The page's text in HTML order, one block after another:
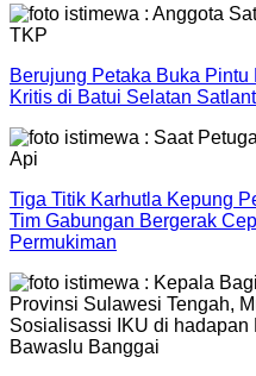
Berujung Petaka Buka
Kritis di Batui Selatan
Tiga Titik Karhutla Kepung
Tim Gabungan Bergerak
Permukiman